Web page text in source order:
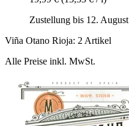
Zustellung bis 12. August
Viña Otano Rioja: 2 Artikel
Alle Preise inkl. MwSt.